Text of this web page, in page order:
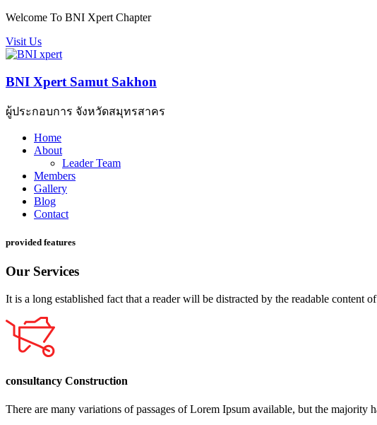
Welcome To BNI Xpert Chapter
Visit Us
BNI Xpert Samut Sakhon
ผู้ประกอบการ จังหวัดสมุทรสาคร
Home
About
Leader Team
Members
Gallery
Blog
Contact
provided features
Our Services
It is a long established fact that a reader will be distracted by the readable content
consultancy Construction
There are many variations of passages of Lorem Ipsum available, but the majority